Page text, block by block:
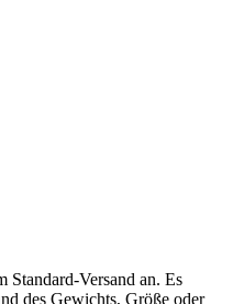
Standard-Versand an. Es
des Gewichts, Größe oder